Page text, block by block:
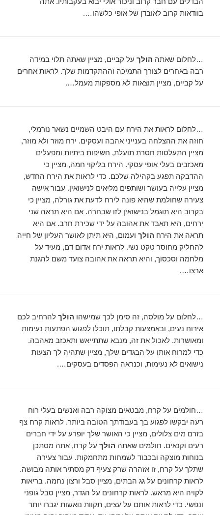
בוודאות קרוב לאובדן של אופי כלשהו….
…לחלום שאתה הולך על קביים, מציין שאתה תלוי במידה
רבה באחרים לצורך התמיכה וההתקדמות שלך. לראות אחרים
על קביים, מציין תוצאות לא מספקות מעמל….
…לחלום לראות את הירח עם היבט השמיים נשאר נורמלי,
חוזה את ההצלחה בענייני אהבה ועסקים. ירח מוזר ולא מוזר,
מציין התעלסות חסרת תועלת, חשיפות ביתיות ומפעלים
מאכזבים בעלי אופי עסקי. הירח בליקוי חמה, מציין כי
ההדבקה תפגע בקהילה שלכם. כדי לראות את הירח החדש,
מציין עלייה בעושר ושותפים מליאים לנישואין. עבור אישה
צעירה שחולמת שהיא פונה לירח לדעת את גורלה, מציין כי
בקרוב היא תוגמל בנישואין לזו שבחרה. אם היא תראה שני
ירחים, היא תאבד את אהובה על ידי שכירת חרב. אם היא
תראה את הירח הולך ועמום, היא תיתן לאושר העליון של חייה
להחליק מחוסר טקט נשי. לראות ירח אדום דם, מעיד על
מלחמה וסכסוך, והיא תראה את אהובה צועד משם להגנת
ארצו….
…לחלום על מולסה, זה סימן לכך שמישהו הולך להרחיב לכם
אירוח נעים, ובאמצעות קבלתו, תוכלו לפגוש הפתעות נעימות
ומאושרות. לאכול את זה, מנבא שתתייאש ותאכזב מאהבה.
כדי למרוח אותו על הבגדים שלך, מציין שתהיה לך הצעות
נישואים לא נעימות, וכנראה הפסדים בעסקים….
…חולמים על קרח, מבטאים מצוקה רבה ואנשים בעלי רוח
רעה יבקשו לפגוע בך בעבודתך הטובה ביותר. לראות קרח צף
בזרם מים צלולים, מציין כי האושר שלך יופרע על ידי חברים
רעים וקנאים. חולמים שאתה הולך על קרח, אתה מסתכן
בנוחות מוצקה ובכבוד לשמחות מתחמקות. עבור צעירה
שתלך על קרח, זו אזהרה שרק צעיף דק מסתיר אותה מבושה.
לראות קרחונים על גג הבתים, מציין סבל ורצון נחמה. בריאות
לקויה היא מראש. לראות קרחונים על הגדר, מציין סבל גופני
ונפשי. כדי לראות אותם על עצים, תקוות נואשות יגברו יותר